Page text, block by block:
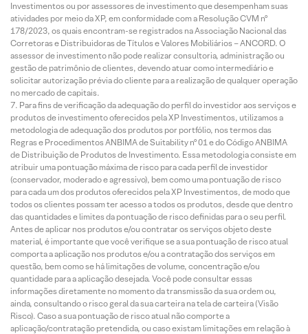
Investimentos ou por assessores de investimento que desempenham suas
atividades por meio da XP, em conformidade com a Resolução CVM nº
178/2023, os quais encontram-se registrados na Associação Nacional das
Corretoras e Distribuidoras de Títulos e Valores Mobiliários – ANCORD. O
assessor de investimento não pode realizar consultoria, administração ou
gestão de patrimônio de clientes, devendo atuar como intermediário e
solicitar autorização prévia do cliente para a realização de qualquer operação
no mercado de capitais.
Para fins de verificação da adequação do perfil do investidor aos serviços e
produtos de investimento oferecidos pela XP Investimentos, utilizamos a
metodologia de adequação dos produtos por portfólio, nos termos das
Regras e Procedimentos ANBIMA de Suitability nº 01 e do Código ANBIMA
de Distribuição de Produtos de Investimento. Essa metodologia consiste em
atribuir uma pontuação máxima de risco para cada perfil de investidor
(conservador, moderado e agressivo), bem como uma pontuação de risco
para cada um dos produtos oferecidos pela XP Investimentos, de modo que
todos os clientes possam ter acesso a todos os produtos, desde que dentro
das quantidades e limites da pontuação de risco definidas para o seu perfil.
Antes de aplicar nos produtos e/ou contratar os serviços objeto deste
material, é importante que você verifique se a sua pontuação de risco atual
comporta a aplicação nos produtos e/ou a contratação dos serviços em
questão, bem como se há limitações de volume, concentração e/ou
quantidade para a aplicação desejada. Você pode consultar essas
informações diretamente no momento da transmissão da sua ordem ou,
ainda, consultando o risco geral da sua carteira na tela de carteira (Visão
Risco). Caso a sua pontuação de risco atual não comporte a
aplicação/contratação pretendida, ou caso existam limitações em relação à